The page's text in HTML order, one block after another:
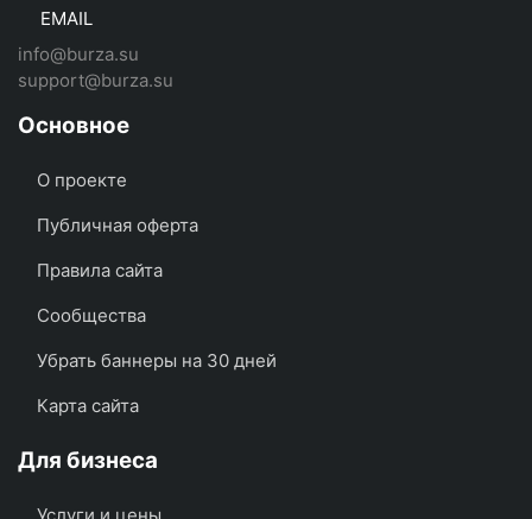
EMAIL
info@burza.su
support@burza.su
Основное
О проекте
Публичная оферта
Правила сайта
Сообщества
Убрать баннеры на 30 дней
Карта сайта
Для бизнеса